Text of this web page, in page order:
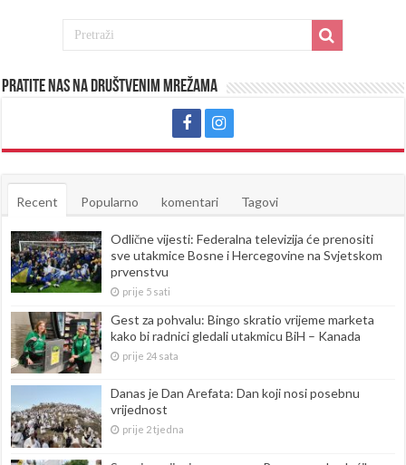
Pratite nas na društvenim mrežama
Recent Popularno komentari Tagovi
Odlične vijesti: Federalna televizija će prenositi
sve utakmice Bosne i Hercegovine na Svjetskom
prvenstvu
prije 5 sati
Gest za pohvalu: Bingo skratio vrijeme marketa
kako bi radnici gledali utakmicu BiH – Kanada
prije 24 sata
Danas je Dan Arefata: Dan koji nosi posebnu
vrijednost
prije 2 tjedna